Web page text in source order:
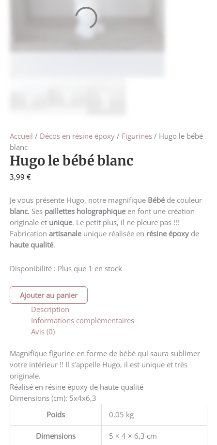
Accueil / Décos en résine époxy / Figurines / Hugo le bébé
blanc
Hugo le bébé blanc
3,99 €
Je vous présente Hugo, notre magnifique Bébéde couleur
blanc. Ses paillettes holographiqueen font une création
originale et unique. Le petit plus, il ne pleure pas !!!
Fabrication artisanaleunique réalisée en résine époxy de
haute qualité.
Disponibilité : Plus que 1 en stock
quantité
de
Ajouter au panier
Description
Informations complémentaires
Avis (0)
Magnifique figurine en forme de bébé qui saura sublimer
votre intérieur !! Il s’appelle Hugo, il est unique et très
originale.
Réalisé en résine époxy de haute qualité
Dimensions (cm): 5x4x6,3
Poids
0,05 kg
Dimensions 5 × 4 × 6,3 cm